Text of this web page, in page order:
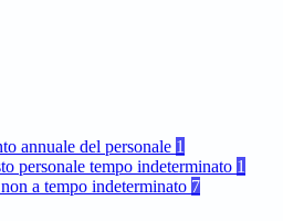
annuale del personale 1
personale tempo indeterminato 1
a tempo indeterminato 7